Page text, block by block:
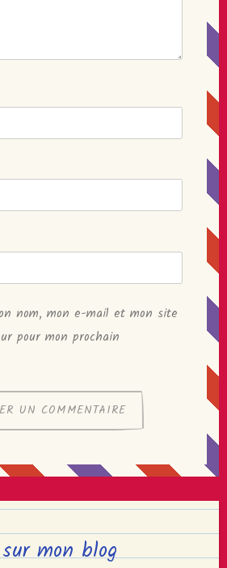
nom, mon e-mail et mon site
pour mon prochain
mon blog